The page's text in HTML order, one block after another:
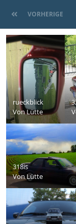
VORHERIGE
rueckblick
VonLütte
318is
VonLütte